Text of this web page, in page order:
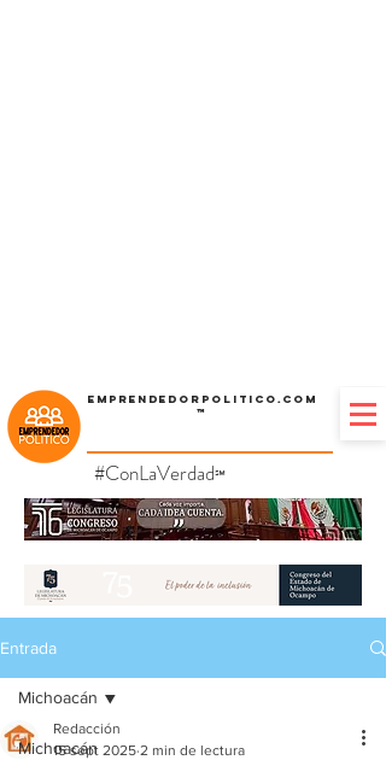
Emprendedorpolitico.com
™
#ConLaVerdad℠
Entrada
Michoacán
Michoacán
Redacción
15 sept 2025 2 min de lectura